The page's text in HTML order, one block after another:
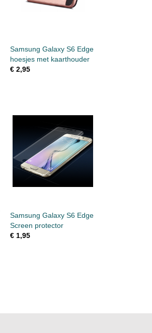
Samsung Galaxy S6 Edge
hoesjes met kaarthouder
€ 2,95
Samsung Galaxy S6 Edge
Screen protector
€ 1,95